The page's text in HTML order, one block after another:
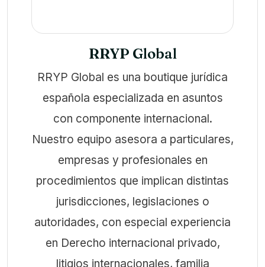
RRYP Global
RRYP Global es una boutique jurídica
española especializada en asuntos
con componente internacional.
Nuestro equipo asesora a particulares,
empresas y profesionales en
procedimientos que implican distintas
jurisdicciones, legislaciones o
autoridades, con especial experiencia
en Derecho internacional privado,
litigios internacionales, familia